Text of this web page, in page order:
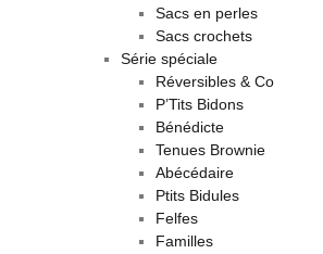
Sacs en perles
Sacs crochets
Série spéciale
Réversibles & Co
P’Tits Bidons
Bénédicte
Tenues Brownie
Abécédaire
Ptits Bidules
Felfes
Familles